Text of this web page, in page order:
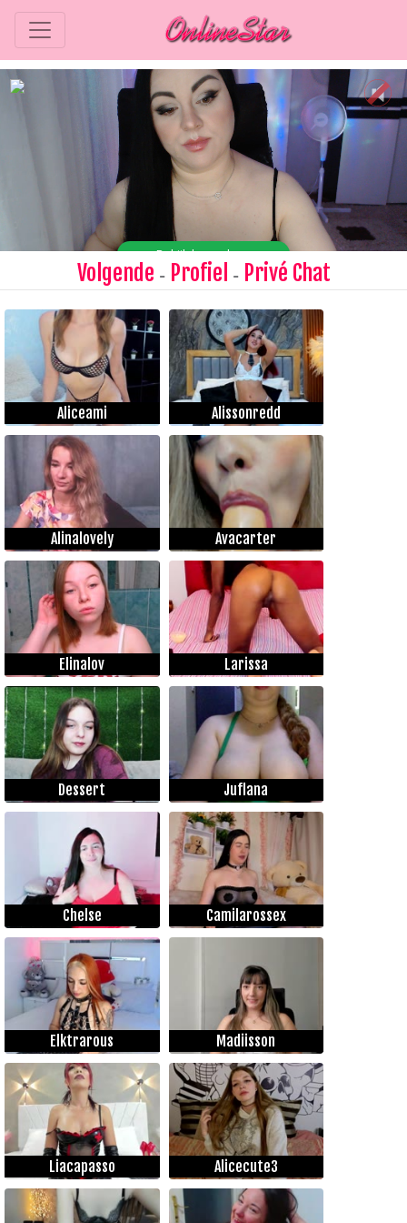
Volgende - Profiel - Privé Chat
Aliceami Alissonredd
Alinalovely Avacarter
Elinalov Larissa
Dessert Juflana
Chelse Camilarossex
Elktrarous Madiisson
Liacapasso Alicecute3